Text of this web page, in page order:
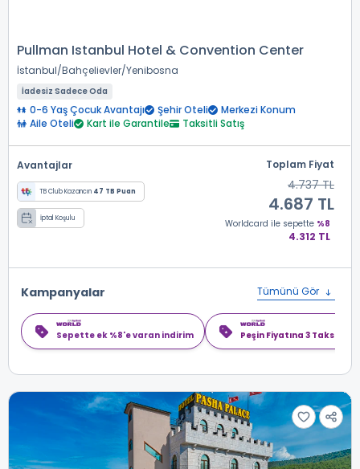
Pullman Istanbul Hotel & Convention Center
İstanbul Bahçelievler Yenibosna
İadesiz Sadece Oda
0-6 Yaş Çocuk Avantajı Şehir Oteli
Merkezi Konum
Aile Oteli
Kart ile Garantile Taksitli Satış
Avantajlar
TB Club Kazancın 47 TB Puan
İptal Koşulu
Toplam Fiyat
4.737 TL
4.687 TL
Worldcard ile sepette %8
4.312 TL
Kampanyalar Tümünü Gör
Sepette ek %8'e varan indirim Peşin Fiyatına 3 Taksit